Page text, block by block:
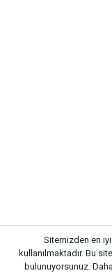
Sitemizden en
kullanılmaktadır. Bu
bulunuyorsunuz.